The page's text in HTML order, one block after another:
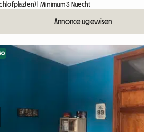
| Minimum 3 Nuecht
Annonce ugewisen